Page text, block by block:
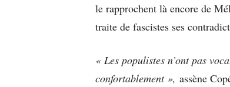
le rapprochent là encore de
traite de fascistes ses
« Les populistes n’ont pas
confortablement », assène